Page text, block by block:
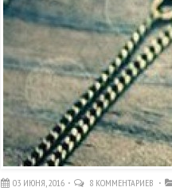
03 ИЮНЯ, 2016 8 КОММЕНТАРИЕВ